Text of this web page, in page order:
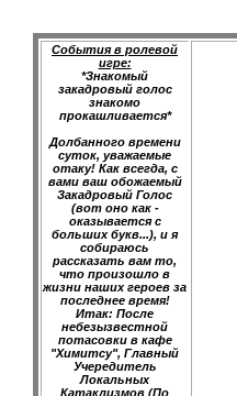
События в ролевой
игре:
*Знакомый
закадровый голос
знакомо
прокашливается*
Долбанного времени
суток, уважаемые
отаку! Как всегда, с
вами ваш обожаемый
Закадровый Голос
(вот оно как -
оказывается с
больших букв...), и я
собираюсь
рассказать вам то,
что произошло в
жизни наших героев за
последнее время!
Итак: После
небезызвестной
потасовки в кафе
"Химитсу", Главный
Учередитель
Локальных
Катаклизмов (По